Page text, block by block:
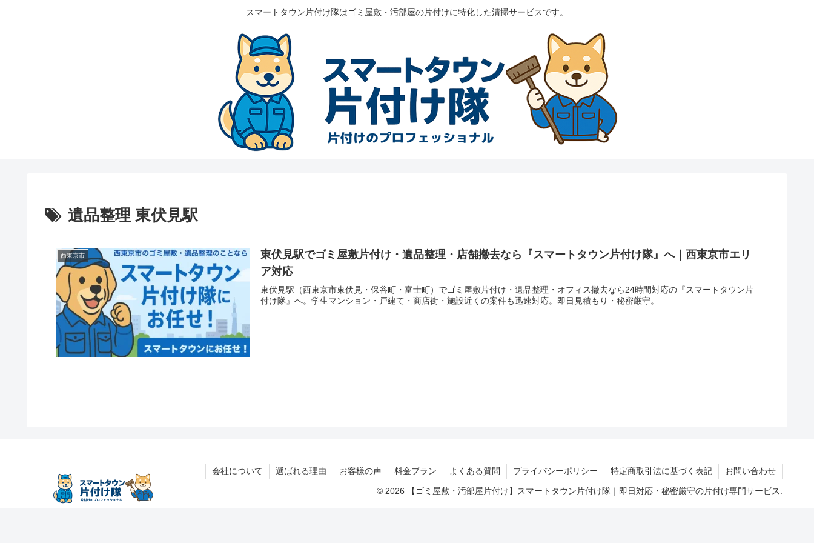
スマートタウン片付け隊はゴミ屋敷・汚部屋の片付けに特化した清掃サービスです。
遺品整理 東伏見駅
西東京市
東伏見駅でゴミ屋敷片付け・遺品整理・店舗撤去なら『スマートタウン片付け隊』へ｜西東京市エリ
ア対応
東伏見駅（西東京市東伏見・保谷町・富士町）でゴミ屋敷片付け・遺品整理・オフィス撤去なら24時間対応の『スマートタウン片
付け隊』へ。学生マンション・戸建て・商店街・施設近くの案件も迅速対応。即日見積もり・秘密厳守。
会社について 選ばれる理由 お客様の声 料金プラン よくある質問 プライバシーポリシー 特定商取引法に基づく表記 お問い合わせ
© 2026 【ゴミ屋敷・汚部屋片付け】スマートタウン片付け隊｜即日対応・秘密厳守の片付け専門サービス.